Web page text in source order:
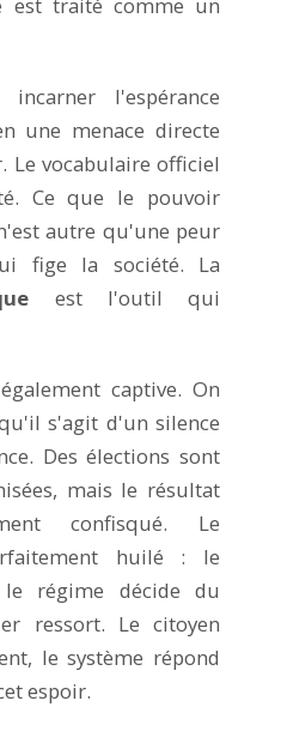
l'espérance
une menace directe
vocabulaire officiel
Ce que le pouvoir
autre qu'une peur
fige la société. La
est l'outil qui
captive. On
s'agit d'un silence
Des élections sont
mais le résultat
confisqué. Le
huilé : le
régime décide du
ressort. Le citoyen
le système répond
espoir.